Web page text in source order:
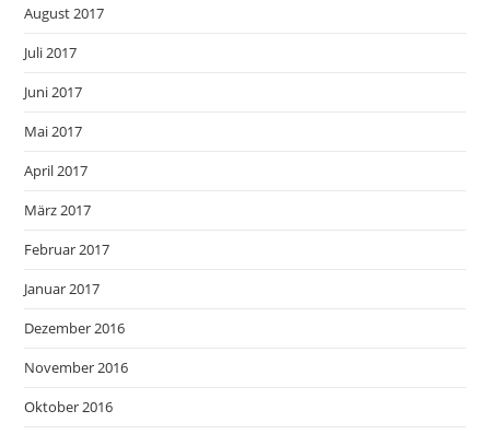
August 2017
Juli 2017
Juni 2017
Mai 2017
April 2017
März 2017
Februar 2017
Januar 2017
Dezember 2016
November 2016
Oktober 2016